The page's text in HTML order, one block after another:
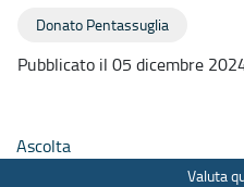
Donato Pentassuglia
Pubblicato il 05 dicembre
Ascolta
Valuta